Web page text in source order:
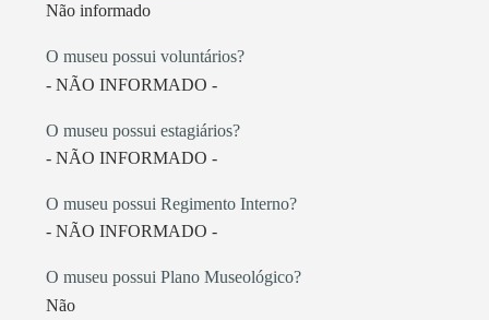
Não informado
O museu possui voluntários?
- NÃO INFORMADO -
O museu possui estagiários?
- NÃO INFORMADO -
O museu possui Regimento Interno?
- NÃO INFORMADO -
O museu possui Plano Museológico?
Não